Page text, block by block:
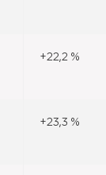
+22,2 %
+23,3 %